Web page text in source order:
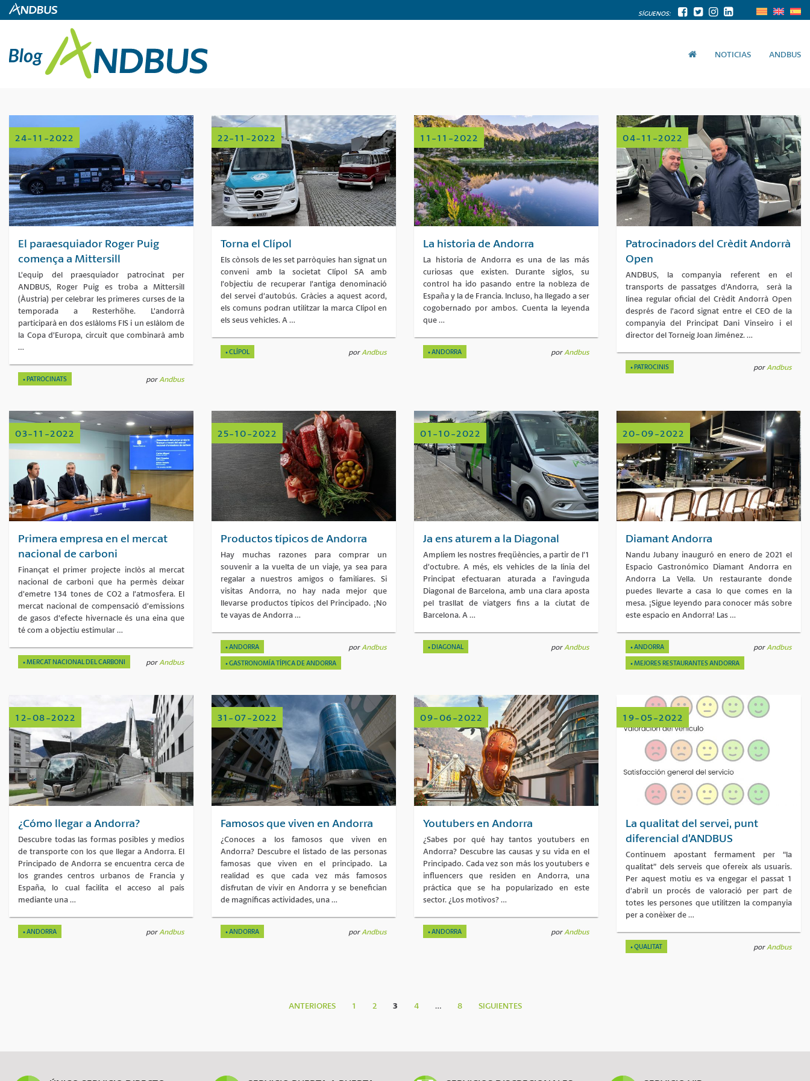
SÍGUENOS:
NOTICIAS ANDBUS
24-11-2022
El paraesquiador Roger Puig
comença a Mittersill
L’equip del praesquiador patrocinat per
ANDBUS, Roger Puig es troba a Mittersill
(Àustria) per celebrar les primeres curses de la
temporada a Resterhöhe. L’andorrà
participarà en dos eslàloms FIS i un eslàlom de
la Copa d’Europa, circuit que combinarà amb
…
por Andbus
PATROCINATS
22-11-2022
Torna el Clípol
Els cònsols de les set parròquies han signat un
conveni amb la societat Clípol SA amb
l’objectiu de recuperar l’antiga denominació
del servei d’autobús. Gràcies a aquest acord,
els comuns podran utilitzar la marca Clípol en
els seus vehicles. A …
por Andbus
CLÍPOL
11-11-2022
La historia de Andorra
La historia de Andorra es una de las más
curiosas que existen. Durante siglos, su
control ha ido pasando entre la nobleza de
España y la de Francia. Incluso, ha llegado a ser
cogobernado por ambos. Cuenta la leyenda
que …
por Andbus
ANDORRA
04-11-2022
Patrocinadors del Crèdit Andorrà
Open
ANDBUS, la companyia referent en el
transports de passatges d’Andorra, serà la
línea regular oficial del Crèdit Andorrà Open
després de l’acord signat entre el CEO de la
companyia del Principat Dani Vinseiro i el
director del Torneig Joan Jiménez. …
por Andbus
PATROCINIS
03-11-2022
Primera empresa en el mercat
nacional de carboni
Finançat el primer projecte inclòs al mercat
nacional de carboni que ha permès deixar
d’emetre 134 tones de CO2 a l’atmosfera. El
mercat nacional de compensació d’emissions
de gasos d’efecte hivernacle és una eina que
té com a objectiu estimular …
por Andbus
MERCAT NACIONAL DEL CARBONI
25-10-2022
Productos típicos de Andorra
Hay muchas razones para comprar un
souvenir a la vuelta de un viaje, ya sea para
regalar a nuestros amigos o familiares. Si
visitas Andorra, no hay nada mejor que
llevarse productos típicos del Principado. ¡No
te vayas de Andorra …
por Andbus
ANDORRA
GASTRONOMÍA TÍPICA DE ANDORRA
01-10-2022
Ja ens aturem a la Diagonal
Ampliem les nostres freqüències, a partir de l’1
d’octubre. A més, els vehicles de la línia del
Principat efectuaran aturada a l’avinguda
Diagonal de Barcelona, amb una clara aposta
pel trasllat de viatgers fins a la ciutat de
Barcelona. A …
por Andbus
DIAGONAL
20-09-2022
Diamant Andorra
Nandu Jubany inauguró en enero de 2021 el
Espacio Gastronómico Diamant Andorra en
Andorra La Vella. Un restaurante donde
puedes llevarte a casa lo que comes en la
mesa. ¡Sigue leyendo para conocer más sobre
este espacio en Andorra! Las …
por Andbus
ANDORRA
MEJORES RESTAURANTES ANDORRA
12-08-2022
¿Cómo llegar a Andorra?
Descubre todas las formas posibles y medios
de transporte con los que llegar a Andorra. El
Principado de Andorra se encuentra cerca de
los grandes centros urbanos de Francia y
España, lo cual facilita el acceso al país
mediante una …
por Andbus
ANDORRA
31-07-2022
Famosos que viven en Andorra
¿Conoces a los famosos que viven en
Andorra? Descubre el listado de las personas
famosas que viven en el principado. La
realidad es que cada vez más famosos
disfrutan de vivir en Andorra y se benefician
de magníficas actividades, una …
por Andbus
ANDORRA
09-06-2022
Youtubers en Andorra
¿Sabes por qué hay tantos youtubers en
Andorra? Descubre las causas y su vida en el
Principado. Cada vez son más los youtubers e
influencers que residen en Andorra, una
práctica que se ha popularizado en este
sector. ¿Los motivos? …
por Andbus
ANDORRA
19-05-2022
La qualitat del servei, punt
diferencial d’ANDBUS
Continuem apostant fermament per “la
qualitat” dels serveis que ofereix als usuaris.
Per aquest motiu es va engegar el passat 1
d’abril un procés de valoració per part de
totes les persones que utilitzen la companyia
per a conèixer de …
por Andbus
QUALITAT
ANTERIORES 1 2 3 4 … 8 SIGUIENTES